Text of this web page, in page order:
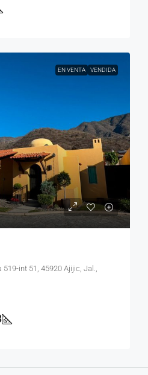
EN VENTA VENDIDA
int 51, 45920 Ajijic, Jal.,